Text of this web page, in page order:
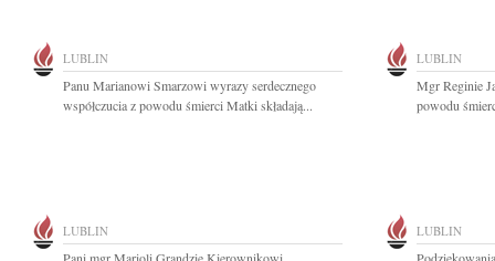
LUBLIN
Panu Marianowi Smarzowi wyrazy serdecznego
współczucia z powodu śmierci Matki składają...
LUBLIN
Mgr Reginie
powodu
LUBLIN LUBLIN